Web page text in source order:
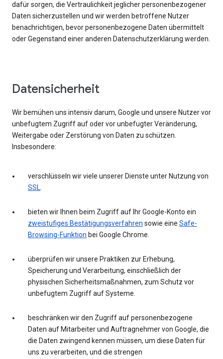
dafür sorgen, die Vertraulichkeit jeglicher personenbezogener
Daten sicherzustellen und wir werden betroffene Nutzer
benachrichtigen, bevor personenbezogene Daten übermittelt
oder Gegenstand einer anderen Datenschutzerklärung werden.
Datensicherheit
Wir bemühen uns intensiv darum, Google und unsere Nutzer vor
unbefugtem Zugriff auf oder vor unbefugter Veränderung,
Weitergabe oder Zerstörung von Daten zu schützen.
Insbesondere:
verschlüsseln wir viele unserer Dienste unter Nutzung von
SSL.
bieten wir Ihnen beim Zugriff auf Ihr Google-Konto ein
zweistufiges Bestätigungsverfahren sowie eine Safe-
Browsing-Funktion bei Google Chrome.
überprüfen wir unsere Praktiken zur Erhebung,
Speicherung und Verarbeitung, einschließlich der
physischen Sicherheitsmaßnahmen, zum Schutz vor
unbefugtem Zugriff auf Systeme.
beschränken wir den Zugriff auf personenbezogene
Daten auf Mitarbeiter und Auftragnehmer von Google, die
die Daten zwingend kennen müssen, um diese Daten für
uns zu verarbeiten, und die strengen